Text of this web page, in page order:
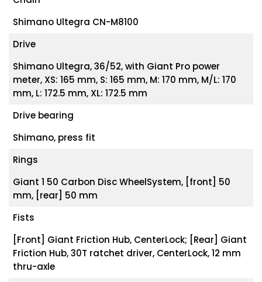
Shimano Ultegra CN-M8100
Drive
Shimano Ultegra, 36/52, with Giant Pro power
meter, XS: 165 mm, S: 165 mm, M: 170 mm, M/L: 170
mm, L: 172.5 mm, XL: 172.5 mm
Drive bearing
Shimano, press fit
Rings
Giant 1 50 Carbon Disc WheelSystem, [front] 50
mm, [rear] 50 mm
Fists
[Front] Giant Friction Hub, CenterLock; [Rear] Giant
Friction Hub, 30T ratchet driver, CenterLock, 12 mm
thru-axle